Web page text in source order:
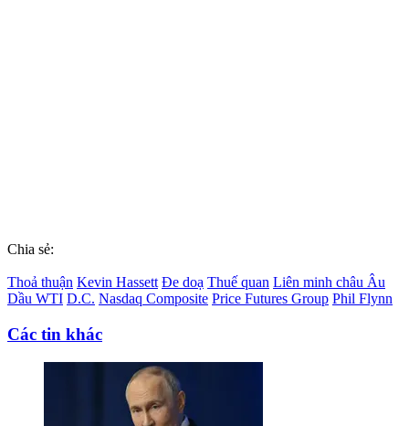
Chia sẻ:
Thoả thuận Kevin Hassett Đe doạ Thuế quan Liên minh châu Âu
Dầu WTI D.C. Nasdaq Composite Price Futures Group Phil Flynn
Các tin khác